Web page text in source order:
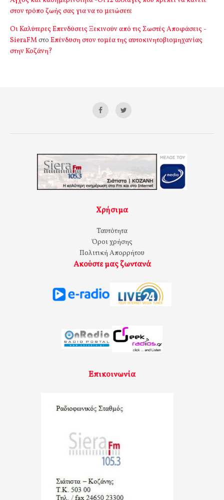
στον τρόπο ζωής σας για να το μειώσετε
Οι Καλύτερες Επενδύσεις Ξεκινούν από τις Σωστές Αποφάσεις -
SieraFMστο Επένδυση στον τομέα της αυτοκινητοβιομηχανίας
στην Κοζάνη?
Χρήσιμα
Ταυτότητα
Όροι χρήσης
Πολιτική Απορρήτου
Ακούστε μας ζωντανά
Επικοινωνία